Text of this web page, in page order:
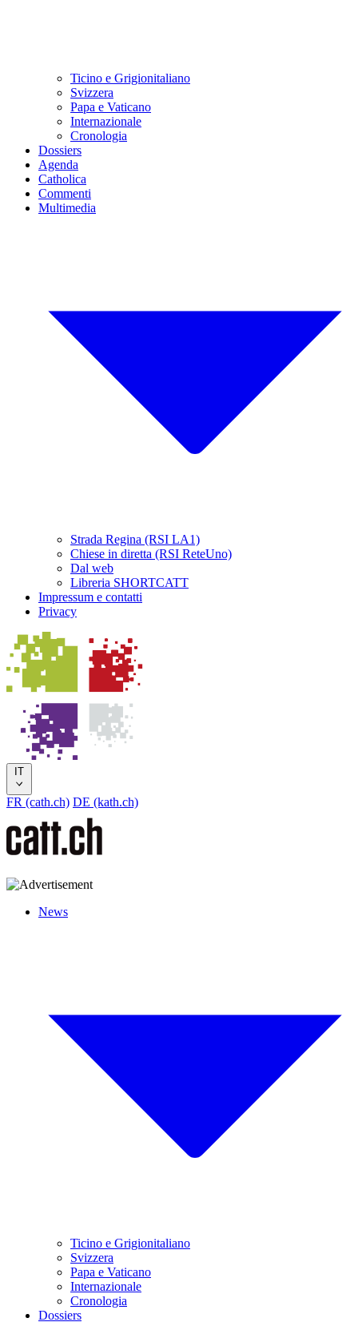
Ticino e Grigionitaliano
Svizzera
Papa e Vaticano
Internazionale
Cronologia
Dossiers
Agenda
Catholica
Commenti
Multimedia
Strada Regina (RSI LA1)
Chiese in diretta (RSI ReteUno)
Dal web
Libreria SHORTCATT
Impressum e contatti
Privacy
IT
FR (cath.ch) DE (kath.ch)
News
Ticino e Grigionitaliano
Svizzera
Papa e Vaticano
Internazionale
Cronologia
Dossiers